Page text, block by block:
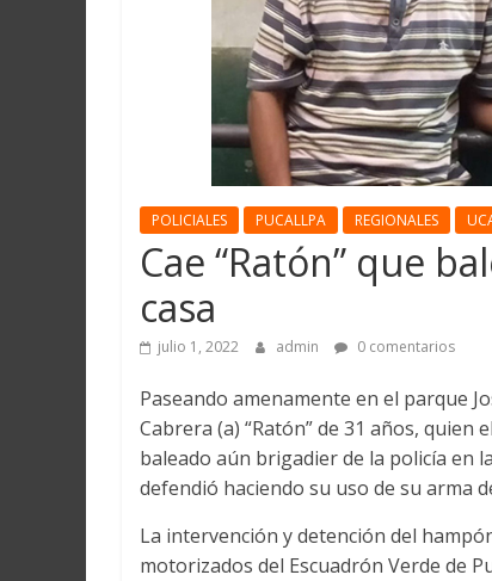
POLICIALES PUCALLPA REGIONALES
Cae “Ratón” que
casa
julio 1, 2022 admin 0 comentarios
Paseando amenamente en el parque
Cabrera (a) “Ratón” de 31 años, quien
baleado aún brigadier de la policía en
defendió haciendo su uso de su arma
La intervención y detención del
motorizados del Escuadrón Verde de